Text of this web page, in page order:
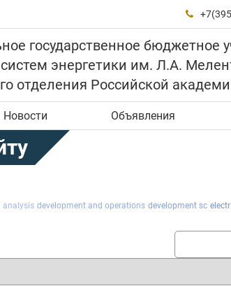

государственное бюджетное
энергетики им. Л.А.
отделения Российской
Новости Объявления
analysis development and operations development sc